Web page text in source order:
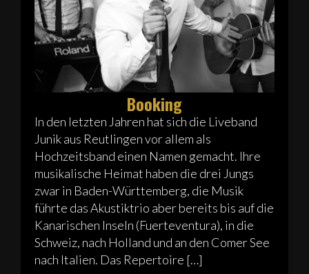
Booking
In den letzten Jahren hat sich die Liveband
Junik aus Reutlingen vor allem als
Hochzeitsband einen Namen gemacht. Ihre
musikalische Heimat haben die drei Jungs
zwar in Baden-Württemberg, die Musik
führte das Akustiktrio aber bereits bis auf die
Kanarischen Inseln (Fuerteventura), in die
Schweiz, nach Holland und an den Comer See
nach Italien. Das Repertoire […]